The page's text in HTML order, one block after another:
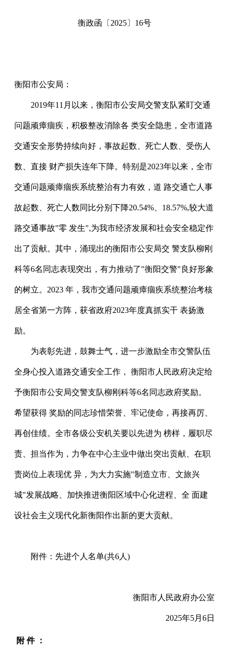
衡政函〔2025〕16号
衡阳市公安局：
2019年11月以来，衡阳市公安局交警支队紧盯交通
问题顽瘴痼疾，积极整改消除各 类安全隐患，全市道路
交通安全形势持续向好，事故起数、死亡人数、受伤人
数、直接 财产损失连年下降。特别是2023年以来，全市
交通问题顽瘴痼疾系统整治有力有效，道 路交通亡人事
故起数、死亡人数同比分别下降20.54%、18.57%,较大道
路交通事故"零 发生",为我市经济发展和社会安全稳定作
出了贡献。其中，涌现出的衡阳市公安局交 警支队柳刚
科等6名同志表现突出，有力推动了"衡阳交警"良好形象
的树立。2023 年，我市交通问题顽瘴痼疾系统整治考核
居全省第一方阵，获省政府2023年度真抓实干 表扬激
励。
为表彰先进，鼓舞士气，进一步激励全市交警队伍
全身心投入道路交通安全工作， 衡阳市人民政府决定给
予衡阳市公安局交警支队柳刚科等6名同志政府奖励。
希望获得 奖励的同志珍惜荣誉、牢记使命，再接再厉、
再创佳绩。全市各级公安机关要以先进为 榜样，履职尽
责、担当作为，力争在中心主业中做出突出贡献、在职
责岗位上表现优 异，为大力实施"制造立市、文旅兴
城"发展战略、加快推进衡阳区域中心化进程、全 面建
设社会主义现代化新衡阳作出新的更大贡献。
附件：先进个人名单(共6人)
衡阳市人民政府办公室
2025年5月6日
附 件 ：